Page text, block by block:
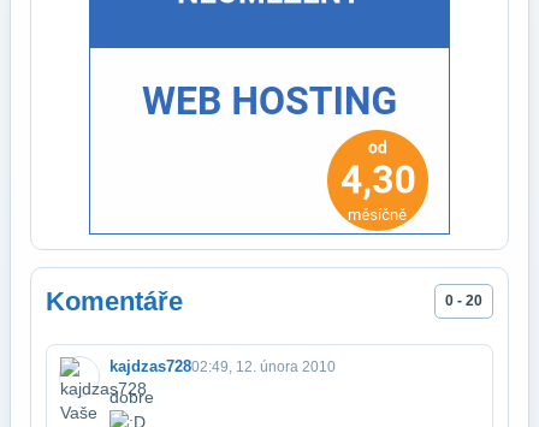
Komentáře 0 - 20
kajdzas72802:49, 12. února 2010
dobre